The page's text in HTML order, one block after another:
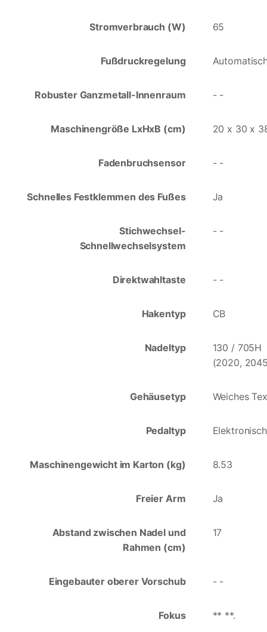
Stromverbrauch (W) 65
Fußdruckregelung
Robuster Ganzmetall-Innenraum - -
Maschinengröße LxHxB (cm) 20 x 30 x
Fadenbruchsensor - -
Schnelles Festklemmen des Fußes Ja
Stichwechsel-
Schnellwechselsystem
- -
Direktwahltaste - -
Hakentyp CB
Nadeltyp
130 / 705H
(2020,
Gehäusetyp Weiches
Pedaltyp Elektronisch
Maschinengewicht im Karton (kg) 8.53
Freier Arm Ja
Abstand zwischen Nadel und
Rahmen (cm)
17
Eingebauter oberer Vorschub - -
Fokus ** **.